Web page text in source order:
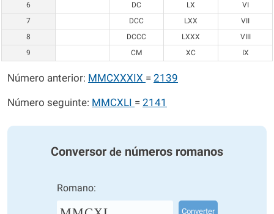
6
DC LX
VI
7
DCC LXX
VII
8
DCCC LXXX
VIII
9
CM XC IX
Número anterior: MMCXXXIX = 2139
Número seguinte: MMCXLI = 2141
Conversor de números romanos
Romano:
Converter